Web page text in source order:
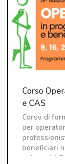
Corso
e CAS
Corso di
per
beneficiari
nei servizi